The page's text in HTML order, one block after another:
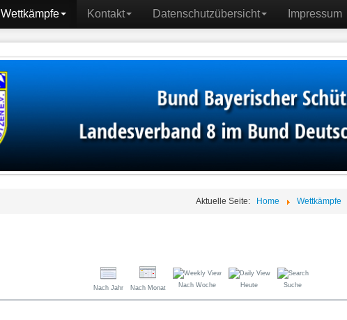
Wettkämpfe Kontakt Datenschutzübersicht Impressum
Aktuelle Seite: Home Wettkämpfe
Nach Jahr Nach Monat Nach Woche Heute Suche